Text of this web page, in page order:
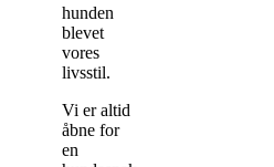
hunden
blevet
vores
livsstil.
Vi er altid
åbne for
en